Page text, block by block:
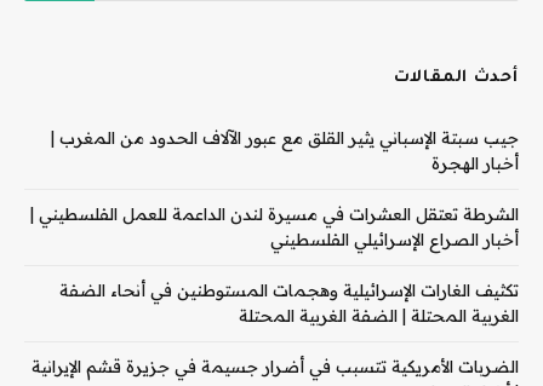
أحدث المقالات
جيب سبتة الإسباني يثير القلق مع عبور الآلاف الحدود من المغرب |
أخبار الهجرة
الشرطة تعتقل العشرات في مسيرة لندن الداعمة للعمل الفلسطيني |
أخبار الصراع الإسرائيلي الفلسطيني
تكثيف الغارات الإسرائيلية وهجمات المستوطنين في أنحاء الضفة
الغربية المحتلة | الضفة الغربية المحتلة
الضربات الأمريكية تتسبب في أضرار جسيمة في جزيرة قشم الإيرانية